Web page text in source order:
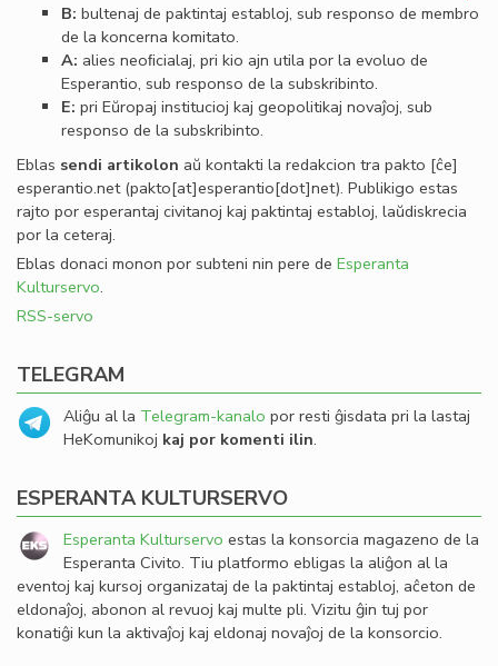
B: bultenaj de paktintaj establoj, sub responso de membro
de la koncerna komitato.
A: alies neoﬁcialaj, pri kio ajn utila por la evoluo de
Esperantio, sub responso de la subskribinto.
E: pri Eŭropaj institucioj kaj geopolitikaj novaĵoj, sub
responso de la subskribinto.
Eblas sendi artikolon aŭ kontakti la redakcion tra pakto [ĉe]
esperantio.net(pakto[at]esperantio[dot]net). Publikigo estas
rajto por esperantaj civitanoj kaj paktintaj establoj, laŭdiskrecia
por la ceteraj.
Eblas donaci monon por subteni nin pere de Esperanta
Kulturservo.
RSS-servo
TELEGRAM
Aliĝu al la Telegram-kanalo por resti ĝisdata pri la lastaj
HeKomunikoj kaj por komenti ilin.
ESPERANTA KULTURSERVO
Esperanta Kulturservo estas la konsorcia magazeno de la
Esperanta Civito. Tiu platformo ebligas la aliĝon al la
eventoj kaj kursoj organizataj de la paktintaj establoj, aĉeton de
eldonaĵoj, abonon al revuoj kaj multe pli. Vizitu ĝin tuj por
konatiĝi kun la aktivaĵoj kaj eldonaj novaĵoj de la konsorcio.